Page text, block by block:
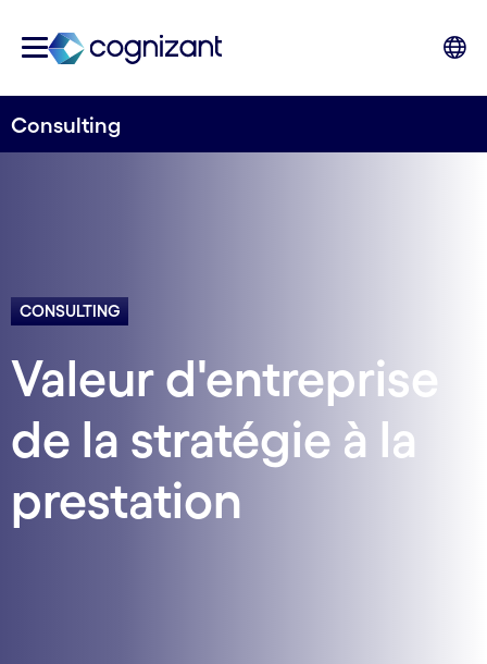
Consulting
CONSULTING
Valeur d'entreprise
de la stratégie à la
prestation